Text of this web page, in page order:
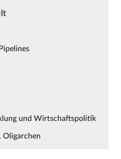
und Wirtschaftspolitik
Oligarchen